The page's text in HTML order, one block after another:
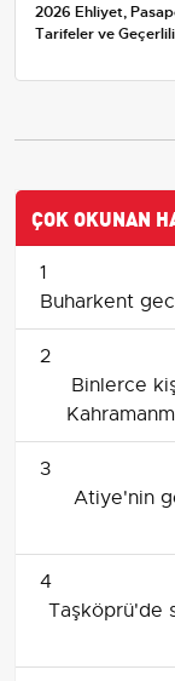
2026 Ehliyet,
Tarifeler ve
ÇOK OKUNAN
1
Buharkent
2
Binlerce
3
Atiye'nin
4
Taşköprü'de